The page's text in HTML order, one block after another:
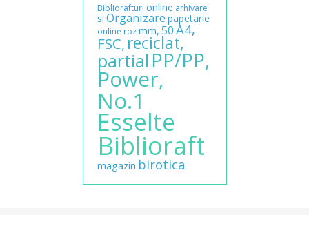
Bibliorafturi online arhivare
si Organizare papetarie
online roz mm, 50A4,
FSC, reciclat,
partial PP/PP,
Power,
No.1
Esselte
Biblioraft
magazin birotica